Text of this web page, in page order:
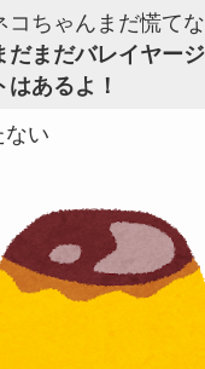
コちゃんまだ慌てな
だまだバレイヤー
はあるよ！
ない